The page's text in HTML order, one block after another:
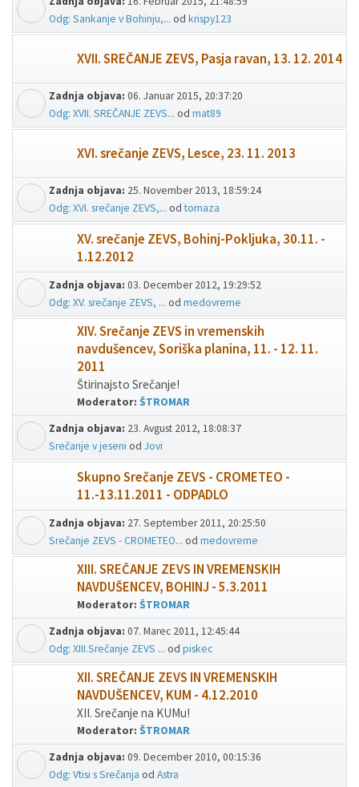
Odg: Sankanje v Bohinju,... od krispy123
XVII. SREČANJE ZEVS, Pasja ravan, 13. 12. 2014
Zadnja objava: 06. Januar 2015, 20:37:20
Odg: XVII. SREČANJE ZEVS... od mat89
XVI. srečanje ZEVS, Lesce, 23. 11. 2013
Zadnja objava: 25. November 2013, 18:59:24
Odg: XVI. srečanje ZEVS,... odtomaza
XV. srečanje ZEVS, Bohinj-Pokljuka, 30.11. -
1.12.2012
Zadnja objava: 03. December 2012, 19:29:52
Odg: XV. srečanje ZEVS, ... od medovreme
XIV. Srečanje ZEVS in vremenskih
navdušencev, Soriška planina, 11. - 12. 11.
2011
Štirinajsto Srečanje!
Moderator: ŠTROMAR
Zadnja objava: 23. Avgust 2012, 18:08:37
Srečanje v jeseni od Jovi
Skupno Srečanje ZEVS - CROMETEO -
11.-13.11.2011 - ODPADLO
Zadnja objava: 27. September 2011, 20:25:50
Srečanje ZEVS - CROMETEO... od medovreme
XIII. SREČANJE ZEVS IN VREMENSKIH
NAVDUŠENCEV, BOHINJ - 5.3.2011
Moderator: ŠTROMAR
Zadnja objava: 07. Marec 2011, 12:45:44
Odg: XIII.Srečanje ZEVS ... od piskec
XII. SREČANJE ZEVS IN VREMENSKIH
NAVDUŠENCEV, KUM - 4.12.2010
XII. Srečanje na KUMu!
Moderator: ŠTROMAR
Zadnja objava: 09. December 2010, 00:15:36
Odg: Vtisi s Srečanja od Astra